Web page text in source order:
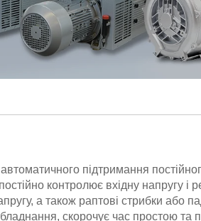
підтримання
контролює вхідну напругу і
а також раптові стрибки або
скорочує час простою та